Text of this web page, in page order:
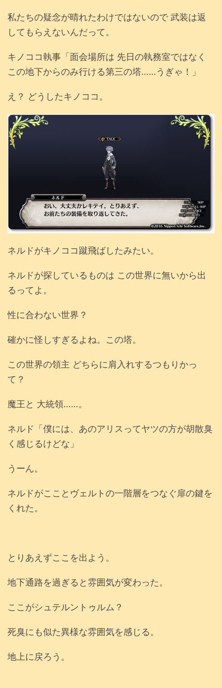
私たちの疑念が晴れたわけではないので 武装は返
してもらえないんだって。
キノココ執事「面会場所は 先日の執務室ではなく
この地下からのみ行ける第三の塔……うぎゃ！」
え？ どうしたキノココ。
ネルドがキノココ蹴飛ばしたみたい。
ネルドが探しているものは この世界に無いから出
るってよ。
性に合わない世界？
確かに怪しすぎるよね。この塔。
この世界の領主 どちらに肩入れするつもりかっ
て？
魔王と 大統領……。
ネルド「僕には、あのアリスってヤツの方が胡散臭
く感じるけどな」
うーん。
ネルドがこことヴェルトの一階層をつなぐ扉の鍵を
くれた。
とりあえずここを出よう。
地下通路を過ぎると雰囲気が変わった。
ここがシュテルントゥルム？
死臭にも似た異様な雰囲気を感じる。
地上に戻ろう。